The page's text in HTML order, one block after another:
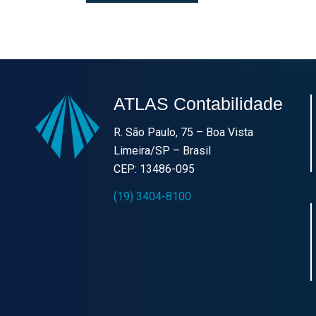
ATLAS Contabilidade
R. São Paulo, 75 – Boa Vista
Limeira/SP – Brasil
CEP: 13486-095
(19) 3404-8100